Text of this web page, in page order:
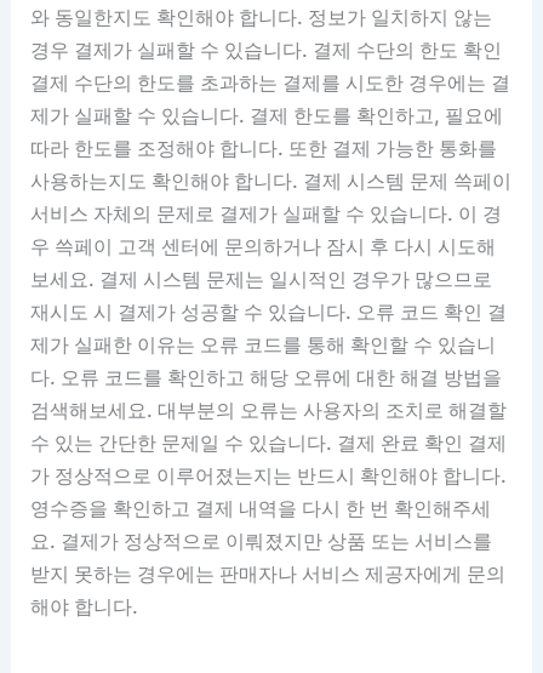
와 동일한지도 확인해야 합니다. 정보가 일치하지 않는
경우 결제가 실패할 수 있습니다. 결제 수단의 한도 확인
결제 수단의 한도를 초과하는 결제를 시도한 경우에는 결
제가 실패할 수 있습니다. 결제 한도를 확인하고, 필요에
따라 한도를 조정해야 합니다. 또한 결제 가능한 통화를
사용하는지도 확인해야 합니다. 결제 시스템 문제 쓱페이
서비스 자체의 문제로 결제가 실패할 수 있습니다. 이 경
우 쓱페이 고객 센터에 문의하거나 잠시 후 다시 시도해
보세요. 결제 시스템 문제는 일시적인 경우가 많으므로
재시도 시 결제가 성공할 수 있습니다. 오류 코드 확인 결
제가 실패한 이유는 오류 코드를 통해 확인할 수 있습니
다. 오류 코드를 확인하고 해당 오류에 대한 해결 방법을
검색해보세요. 대부분의 오류는 사용자의 조치로 해결할
수 있는 간단한 문제일 수 있습니다. 결제 완료 확인 결제
가 정상적으로 이루어졌는지는 반드시 확인해야 합니다.
영수증을 확인하고 결제 내역을 다시 한 번 확인해주세
요. 결제가 정상적으로 이뤄졌지만 상품 또는 서비스를
받지 못하는 경우에는 판매자나 서비스 제공자에게 문의
해야 합니다.